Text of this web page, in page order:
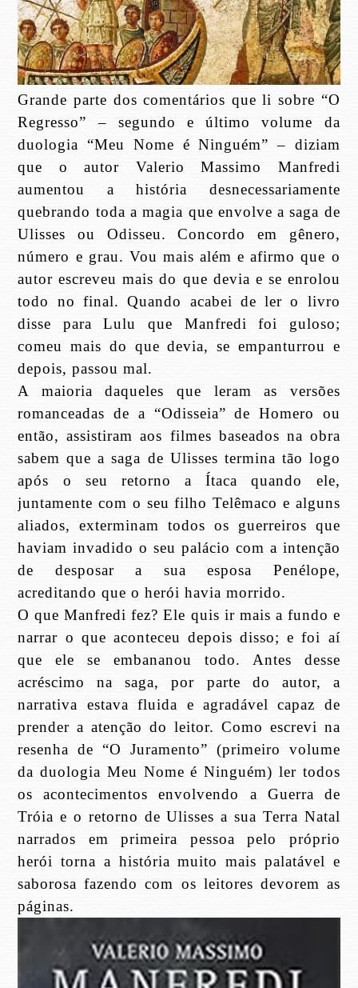
Grande parte dos comentários que li sobre “O
Regresso” – segundo e último volume da
duologia “Meu Nome é Ninguém” – diziam
que o autor Valerio Massimo Manfredi
aumentou a história desnecessariamente
quebrando toda a magia que envolve a saga de
Ulisses ou Odisseu. Concordo em gênero,
número e grau. Vou mais além e afirmo que o
autor escreveu mais do que devia e se enrolou
todo no final. Quando acabei de ler o livro
disse para Lulu que Manfredi foi guloso;
comeu mais do que devia, se empanturrou e
depois, passou mal.
A maioria daqueles que leram as versões
romanceadas de a “Odisseia” de Homero ou
então, assistiram aos filmes baseados na obra
sabem que a saga de Ulisses termina tão logo
após o seu retorno a Ítaca quando ele,
juntamente com o seu filho Telêmaco e alguns
aliados, exterminam todos os guerreiros que
haviam invadido o seu palácio com a intenção
de desposar a sua esposa Penélope,
acreditando que o herói havia morrido.
O que Manfredi fez? Ele quis ir mais a fundo e
narrar o que aconteceu depois disso; e foi aí
que ele se embananou todo. Antes desse
acréscimo na saga, por parte do autor, a
narrativa estava fluida e agradável capaz de
prender a atenção do leitor. Como escrevi na
resenha de “O Juramento” (primeiro volume
da duologia Meu Nome é Ninguém) ler todos
os acontecimentos envolvendo a Guerra de
Tróia e o retorno de Ulisses a sua Terra Natal
narrados em primeira pessoa pelo próprio
herói torna a história muito mais palatável e
saborosa fazendo com os leitores devorem as
páginas.